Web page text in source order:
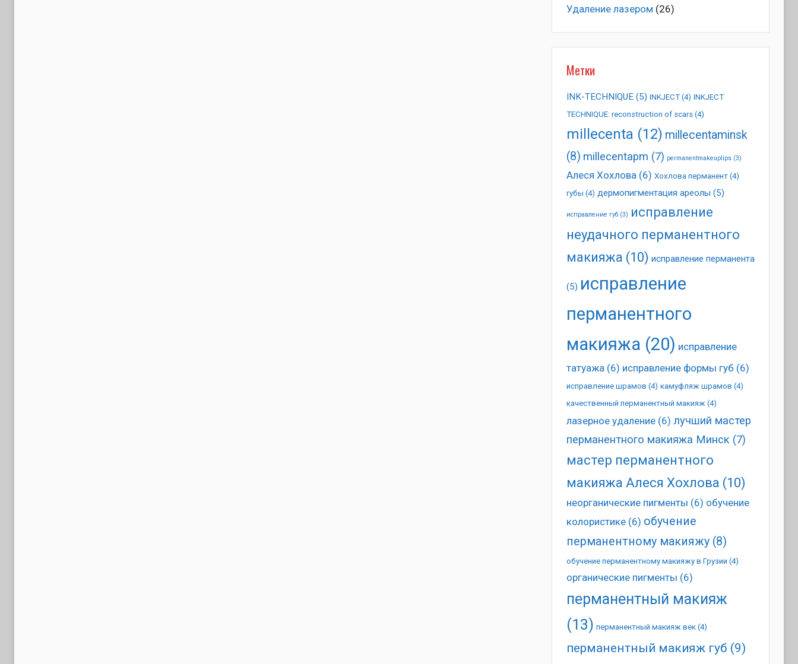
Удаление лазером (26)
Метки
INK-TECHNIQUE(5) INKJECT(4) INKJECT
TECHNIQUE: reconstruction of scars(4)
millecenta (12) millecentaminsk
(8) millecentapm (7) permanentmakeuplips(3)
Алеся Хохлова(6) Хохлова перманент(4)
губы (4) дермопигментация ареолы (5)
исправление губ(3) исправление
неудачного перманентного
макияжа (10) исправление перманента
(5) исправление
перманентного
макияжа (20) исправление
татуажа(6) исправление формы губ (6)
исправление шрамов (4) камуфляж шрамов (4)
качественный перманентный макияж (4)
лазерное удаление(6) лучший мастер
перманентного макияжа Минск (7)
мастер перманентного
макияжа Алеся Хохлова (10)
неорганические пигменты (6) обучение
колористике(6) обучение
перманентному макияжу(8)
обучение перманентному макияжу в Грузии (4)
органические пигменты (6)
перманентный макияж
(13) перманентный макияж век(4)
перманентный макияж губ (9)